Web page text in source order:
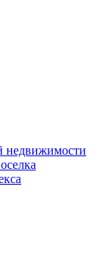
недвижимости